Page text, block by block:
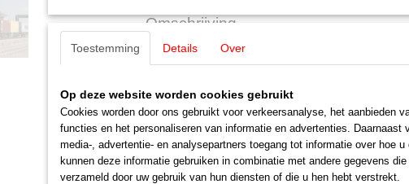
Productcode
47680
EAN code
Schaal
Staat
Nieuw
Omschrijving
Märklin 47680 Set
Voorbeeld: Set containerwagens bestaande uit 5
assige containerwagens type Lbgjs 598. Een 2-assige
assige containerwagen type Sgns 694. Alle wagens in
basiskleurstelling. Deutsche Bundesbahn (DB).
voet-boxcontainers van verschillende firma's. Zoals in
'80.
Toestemming Details Over
Op deze website worden cookies gebruikt
Cookies worden door ons gebruikt voor verkeersanalyse, het aanbieden
functies en het personaliseren van informatie en advertenties. Daarnaast
media-, advertentie- en analysepartners toegang tot informatie over hoe
kunnen deze informatie gebruiken in combinatie met andere gegevens
verzameld door uw gebruik van hun diensten of die u hen hebt verstrekt.